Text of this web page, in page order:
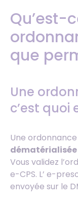
Qu’est-
que
Une
c’est quoi
Une
dématérialisée
Vous validez
e-CPS. L’ e-
envoyée sur le